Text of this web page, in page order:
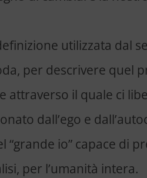
utilizzata dal
per descrivere quel
il quale ci
dall’ego e
“grande io” capace di
per l’umanità intera.